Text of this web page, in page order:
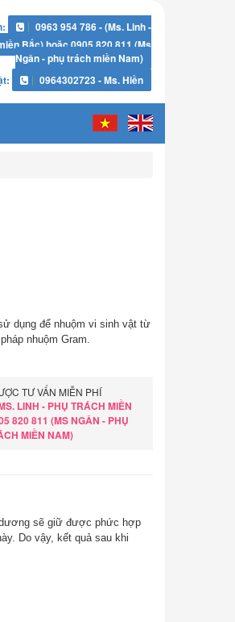
0963 954 786 - (Ms. Linh -
Bắc) hoặc 0905 820 811 (Ms
Ngân - phụ trách miền Nam)
0964302723 - Ms. Hiền
dụng để nhuộm vi sinh vật từ
nhuộm Gram.
TƯ VẤN MIỄN PHÍ
LINH - PHỤ TRÁCH MIỀN
820 811 (MS NGÂN - PHỤ
MIỀN NAM)
dương sẽ giữ được phức hợp
Do vậy, kết quả sau khi